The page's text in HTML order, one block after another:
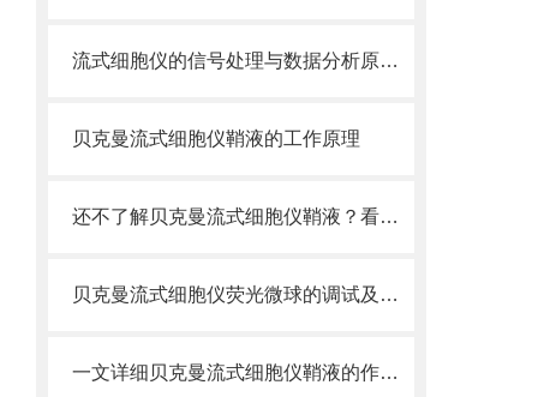
流式细胞仪的信号处理与数据分析原理分析
贝克曼流式细胞仪鞘液的工作原理
还不了解贝克曼流式细胞仪鞘液？看这里就对了！
贝克曼流式细胞仪荧光微球的调试及使用
一文详细贝克曼流式细胞仪鞘液的作用原理